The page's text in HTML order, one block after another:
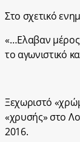
Στο σχετικό
«…Ελαβαν μέρος
το αγωνιστικό
Ξεχωριστό
«χρυσής» στο
2016.